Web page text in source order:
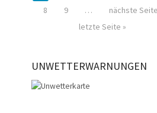
8
9 …
nächste
letzte Seite »
UNWETTERWARNUNGEN